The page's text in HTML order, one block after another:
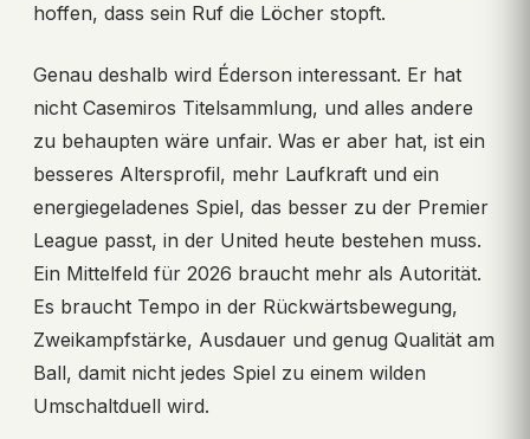
hoffen, dass sein Ruf die Löcher stopft.
Genau deshalb wird Éderson interessant. Er hat
nicht Casemiros Titelsammlung, und alles andere
zu behaupten wäre unfair. Was er aber hat, ist ein
besseres Altersprofil, mehr Laufkraft und ein
energiegeladenes Spiel, das besser zu der Premier
League passt, in der United heute bestehen muss.
Ein Mittelfeld für 2026 braucht mehr als Autorität.
Es braucht Tempo in der Rückwärtsbewegung,
Zweikampfstärke, Ausdauer und genug Qualität am
Ball, damit nicht jedes Spiel zu einem wilden
Umschaltduell wird.